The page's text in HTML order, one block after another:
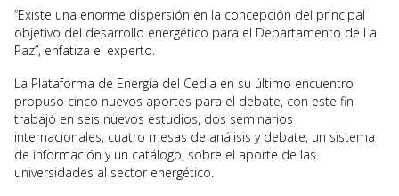
“Existe una enorme dispersión en la concepción del principal
objetivo del desarrollo energético para el Departamento de La
Paz”, enfatiza el experto.
La Plataforma de Energía del Cedla en su último encuentro
propuso cinco nuevos aportes para el debate, con este fin
trabajó en seis nuevos estudios, dos seminarios
internacionales, cuatro mesas de análisis y debate, un sistema
de información y un catálogo, sobre el aporte de las
universidades al sector energético.